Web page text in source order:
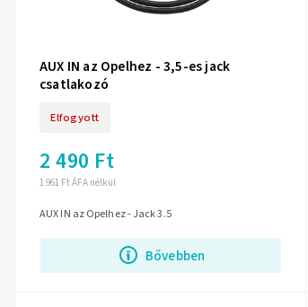
AUX IN az Opelhez - 3,5-es jack
csatlakozó
Elfogyott
1 961 Ft ÁFA nélkül
2 490 Ft
Bővebben
AUX IN az Opelhez - Jack 3.5